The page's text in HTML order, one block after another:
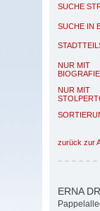
SUCHE
SUCHE IN
NUR MIT
NUR MIT
zurück zur
ERNA